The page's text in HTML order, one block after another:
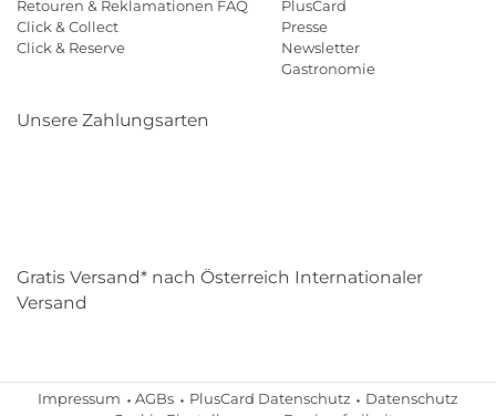
Retouren & Reklamationen FAQ
Click & Collect
Click & Reserve
PlusCard
Presse
Newsletter
Gastronomie
Unsere Zahlungsarten
Gratis Versand* nach Österreich Internationaler
Versand
Impressum AGBs PlusCard Datenschutz
Datenschutz